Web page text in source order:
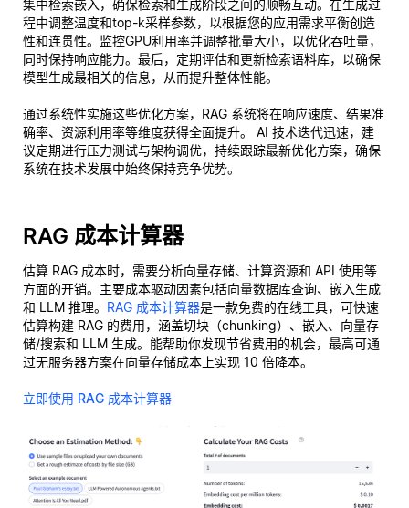
集中检索嵌入，确保检索和生成阶段之间的顺畅互动。在生成过
程中调整温度和top-k采样参数，以根据您的应用需求平衡创造
性和连贯性。监控GPU利用率并调整批量大小，以优化吞吐量，
同时保持响应能力。最后，定期评估和更新检索语料库，以确保
模型生成最相关的信息，从而提升整体性能。
通过系统性实施这些优化方案，RAG 系统将在响应速度、结果准
确率、资源利用率等维度获得全面提升。 AI 技术迭代迅速，建
议定期进行压力测试与架构调优，持续跟踪最新优化方案，确保
系统在技术发展中始终保持竞争优势。
RAG 成本计算器
估算 RAG 成本时，需要分析向量存储、计算资源和 API 使用等
方面的开销。主要成本驱动因素包括向量数据库查询、嵌入生成
和 LLM 推理。 RAG 成本计算器是一款免费的在线工具，可快速
估算构建 RAG 的费用，涵盖切块（chunking）、嵌入、向量存
储/搜索和 LLM 生成。能帮助你发现节省费用的机会，最高可通
过无服务器方案在向量存储成本上实现 10 倍降本。
立即使用 RAG 成本计算器